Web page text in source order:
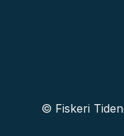
© Fiskeri